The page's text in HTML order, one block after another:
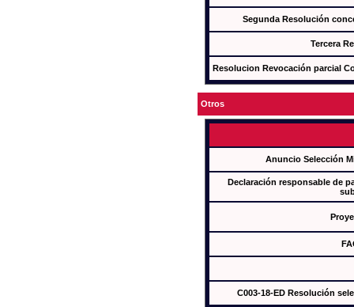
Segunda Resolución
Tercera
Resolucion Revocación parcial
Otros
Anuncio Selección
Declaración responsable de
C003-18-ED Resolución